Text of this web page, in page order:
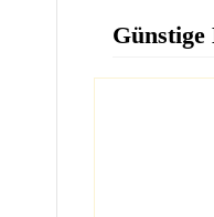
Günstige